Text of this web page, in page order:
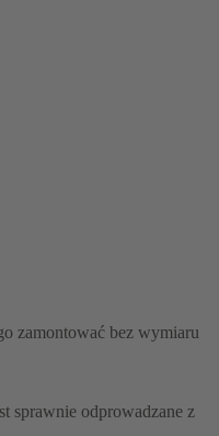
zamontować bez wymiaru
sprawnie odprowadzane z